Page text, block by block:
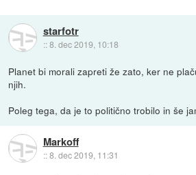
starfotr
::8. dec 2019, 10:18
Planet bi morali zapreti že zato, ker ne
njih.
Poleg tega, da je to politično trobilo in še
Markoff
::8. dec 2019, 11:31